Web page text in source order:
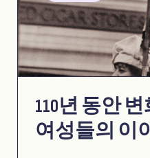
110년 동안
여성들의 이